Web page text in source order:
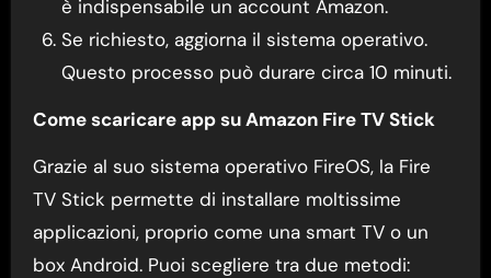
è indispensabile un account Amazon.
Se richiesto, aggiorna il sistema operativo.
Questo processo può durare circa 10 minuti.
Come scaricare app su Amazon Fire TV Stick
Grazie al suo sistema operativo FireOS, la Fire
TV Stick permette di installare moltissime
applicazioni, proprio come una smart TV o un
box Android. Puoi scegliere tra due metodi: